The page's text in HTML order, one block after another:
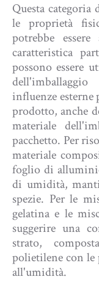
Questa
le proprietà
potrebbe
caratteristica
possono essere
influenze
prodotto, anche
materiale
pacchetto. Per
materiale
foglio di
di umidità,
spezie. Per le
gelatina e le
suggerire una
strato,
polietilene con le
all'umidità.